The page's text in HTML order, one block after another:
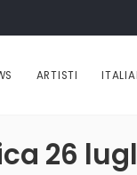
ARTISTI
26